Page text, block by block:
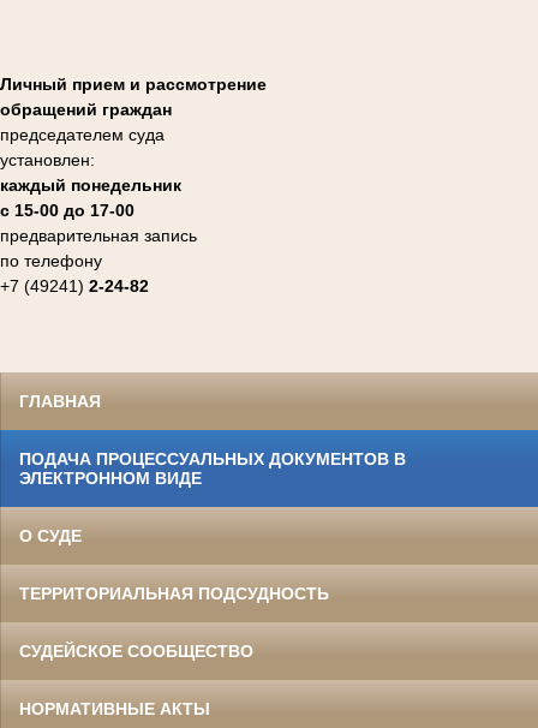
Личный прием и рассмотрение
обращений граждан
председателем суда
установлен:
каждый понедельник
с 15-00 до 17-00
предварительная запись
по телефону
+7 (49241) 2-24-82
ГЛАВНАЯ
ПОДАЧА ПРОЦЕССУАЛЬНЫХ ДОКУМЕНТОВ В
ЭЛЕКТРОННОМ ВИДЕ
О СУДЕ
ТЕРРИТОРИАЛЬНАЯ ПОДСУДНОСТЬ
СУДЕЙСКОЕ СООБЩЕСТВО
НОРМАТИВНЫЕ АКТЫ